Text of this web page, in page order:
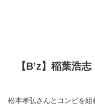
【B’z】稲葉浩志
松本孝弘さんとコンビを組